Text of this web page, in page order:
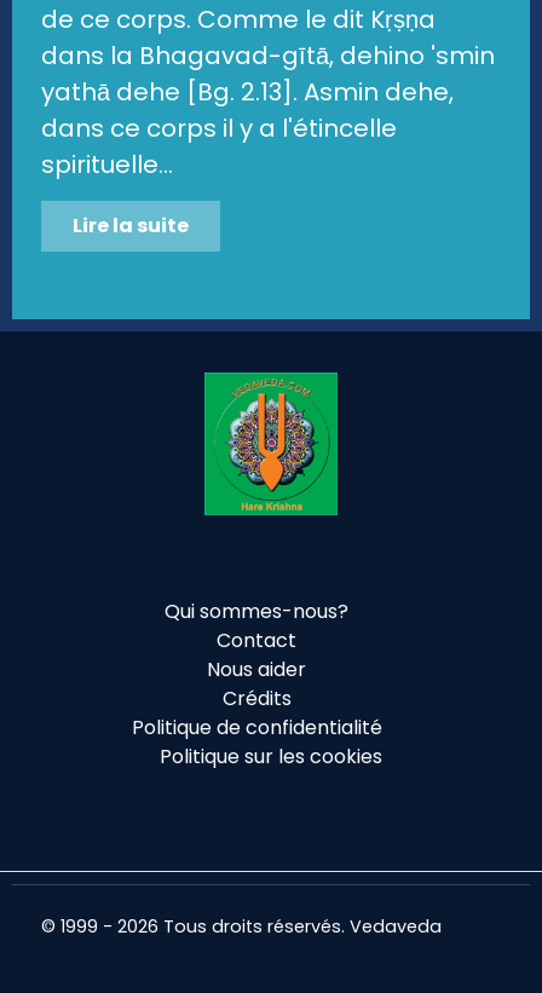
de ce corps. Comme le dit Kṛṣṇa
dans la Bhagavad-gītā, dehino 'smin
yathā dehe [Bg. 2.13]. Asmin dehe,
dans ce corps il y a l'étincelle
spirituelle...
Lire la suite
Qui sommes-nous?
Contact
Nous aider
Crédits
Politique de confidentialité
Politique sur les cookies
© 1999 - 2026 Tous droits réservés. Vedaveda